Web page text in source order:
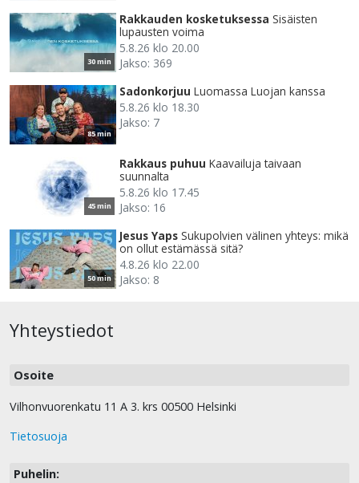
30 min
Rakkauden kosketuksessa Sisäisten
lupausten voima
5.8.26 klo 20.00
Jakso: 369
85 min
Sadonkorjuu Luomassa Luojan kanssa
5.8.26 klo 18.30
Jakso: 7
45 min
Rakkaus puhuu Kaavailuja taivaan
suunnalta
5.8.26 klo 17.45
Jakso: 16
50 min
Jesus Yaps Sukupolvien välinen yhteys: mikä
on ollut estämässä sitä?
4.8.26 klo 22.00
Jakso: 8
Yhteystiedot
Osoite
Vilhonvuorenkatu 11 A 3. krs 00500 Helsinki
Tietosuoja
Puhelin: